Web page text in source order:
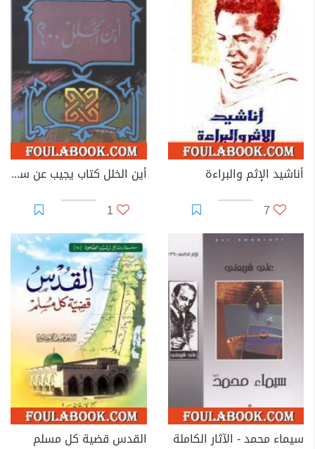
أناشيد الإثم والبراءة
7
أين الخلل كتاب يجيب عن سؤال عمره 200 عام
1
سيماء محمد - الآثار الكاملة القدس قضية كل مسلم